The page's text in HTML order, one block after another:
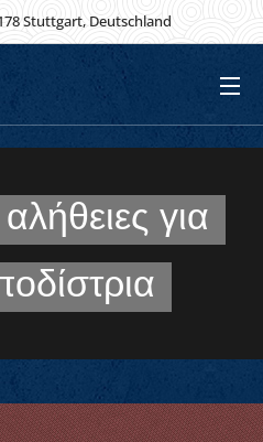
Stuttgart, Deutschland
για